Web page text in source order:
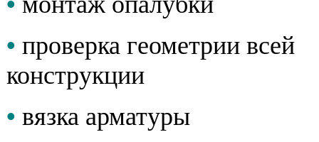
• проверка геометрии всей
конструкции
• вязка арматуры